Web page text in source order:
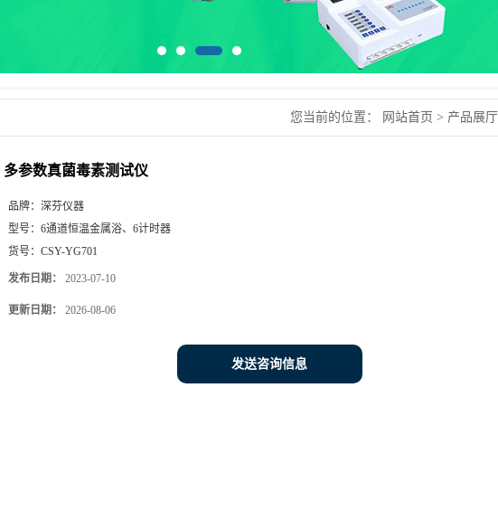
您当前的位置： 网站首页 > 产品展厅
多参数真菌毒素测试仪
品牌： 深芬仪器
型号： 6通道恒温金属浴、6计时器
货号： CSY-YG701
发布日期： 2023-07-10
更新日期： 2026-08-06
发送咨询信息